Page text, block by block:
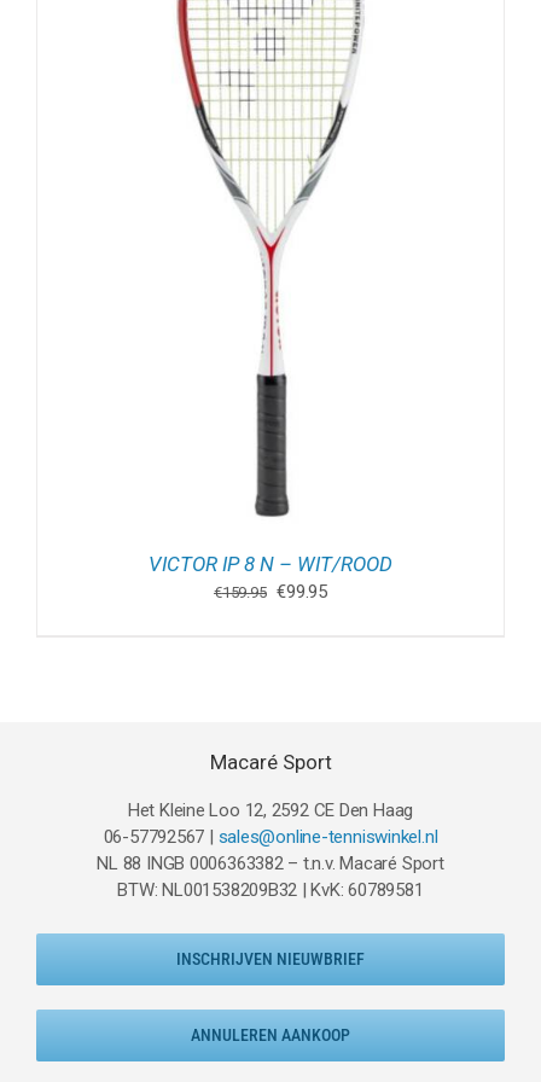
VICTOR IP 8 N – WIT/ROOD
€159.95 Oorspronkelijke
€99.95Huidige
Macaré Sport
Het Kleine Loo 12, 2592 CE Den Haag
06-57792567 | sales@online-tenniswinkel.nl
NL 88 INGB 0006363382 – t.n.v. Macaré Sport
BTW: NL001538209B32 | KvK: 60789581
INSCHRIJVEN NIEUWBRIEF
ANNULEREN AANKOOP